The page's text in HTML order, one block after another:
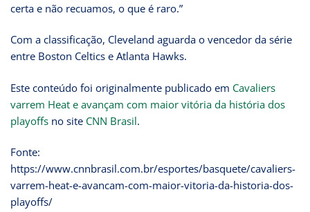
certa e não recuamos, o que é raro.”
Com a classificação, Cleveland aguarda o vencedor da série
entre Boston Celtics e Atlanta Hawks.
Este conteúdo foi originalmente publicado em Cavaliers
varrem Heat e avançam com maior vitória da história dos
playoffs no site CNN Brasil.
Fonte:
https://www.cnnbrasil.com.br/esportes/basquete/cavaliers-
varrem-heat-e-avancam-com-maior-vitoria-da-historia-dos-
playoffs/